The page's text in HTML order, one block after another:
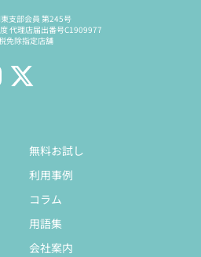
支部会員 第245号
代理店届出番号C1909977
免除指定店舗
無料お試し
利用事例
コラム
用語集
会社案内